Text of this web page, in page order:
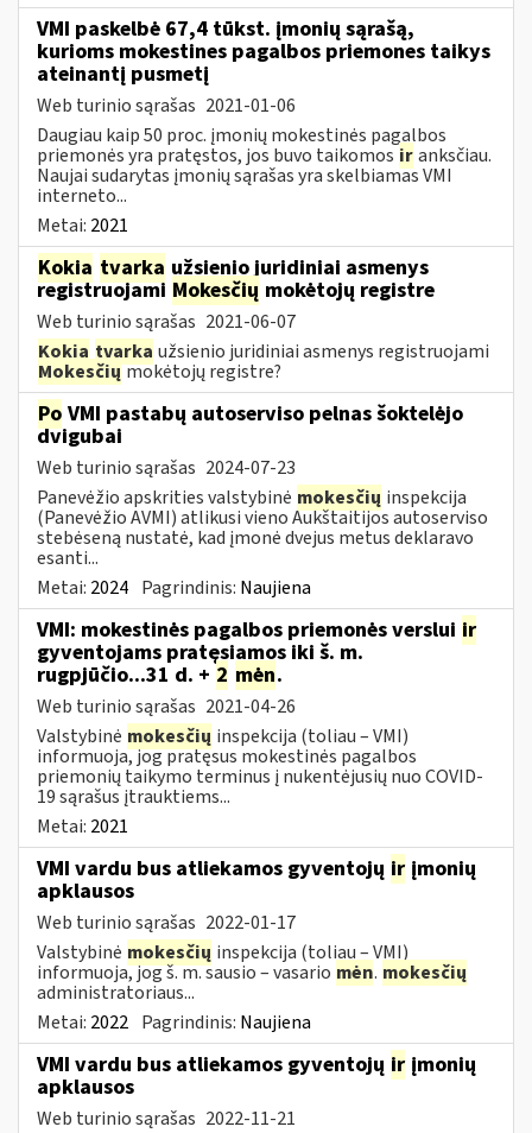
VMI paskelbė 67,4 tūkst. įmonių sąrašą,
kurioms mokestines pagalbos priemones taikys
ateinantį pusmetį
Web turinio sąrašas 2021-01-06
Daugiau kaip 50 proc. įmonių mokestinės pagalbos
priemonės yra pratęstos, jos buvo taikomos iranksčiau.
Naujai sudarytas įmonių sąrašas yra skelbiamas VMI
interneto...
Metai: 2021
Kokia tvarka užsienio juridiniai asmenys
registruojami Mokesčių mokėtojų registre
Web turinio sąrašas 2021-06-07
Kokia tvarka užsienio juridiniai asmenys registruojami
Mokesčiųmokėtojų registre?
Po VMI pastabų autoserviso pelnas šoktelėjo
dvigubai
Web turinio sąrašas 2024-07-23
Panevėžio apskrities valstybinė mokesčių inspekcija
(Panevėžio AVMI) atlikusi vieno Aukštaitijos autoserviso
stebėseną nustatė, kad įmonė dvejus metus deklaravo
esanti...
Metai: 2024 Pagrindinis: Naujiena
VMI: mokestinės pagalbos priemonės verslui ir
gyventojams pratęsiamos iki š. m.
rugpjūčio...31 d. + 2 mėn.
Web turinio sąrašas 2021-04-26
Valstybinė mokesčių inspekcija (toliau – VMI)
informuoja, jog pratęsus mokestinės pagalbos
priemonių taikymo terminus į nukentėjusių nuo COVID-
19 sąrašus įtrauktiems...
Metai: 2021
VMI vardu bus atliekamos gyventojų ir įmonių
apklausos
Web turinio sąrašas 2022-01-17
Valstybinė mokesčių inspekcija (toliau – VMI)
informuoja, jog š. m. sausio – vasario mėn. mokesčių
administratoriaus...
Metai: 2022 Pagrindinis: Naujiena
VMI vardu bus atliekamos gyventojų ir įmonių
apklausos
Web turinio sąrašas 2022-11-21